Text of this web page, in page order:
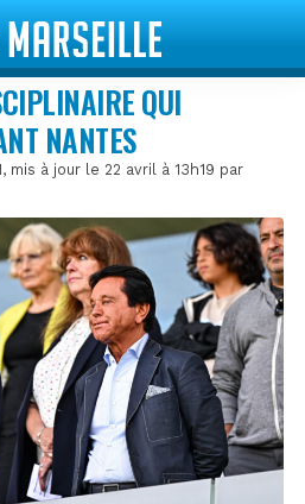
QUI
NANTES
mis à jour le 22 avril à 13h19 par